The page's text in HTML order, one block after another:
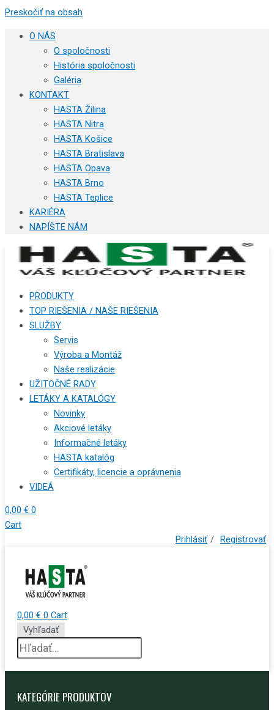
Preskočiť na obsah
O NÁS
O spoločnosti
História spoločnosti
Galéria
KONTAKT
HASTA Žilina
HASTA Nitra
HASTA Košice
HASTA Bratislava
HASTA Opava
HASTA Brno
HASTA Teplice
KARIÉRA
NAPÍŠTE NÁM
PRODUKTY
TOP RIEŠENIA / NAŠE RIEŠENIA
SLUŽBY
Servis
Výroba a Montáž
Naše realizácie
UŽITOČNÉ RADY
LETÁKY A KATALÓGY
Novinky
Akciové letáky
Informačné letáky
HASTA katalóg
Certifikáty, licencie a oprávnenia
VIDEÁ
0,00 € 0
Cart
Prihlásiť / Registrovať
0,00 € 0 Cart
Vyhľadať
KATEGÓRIE PRODUKTOV